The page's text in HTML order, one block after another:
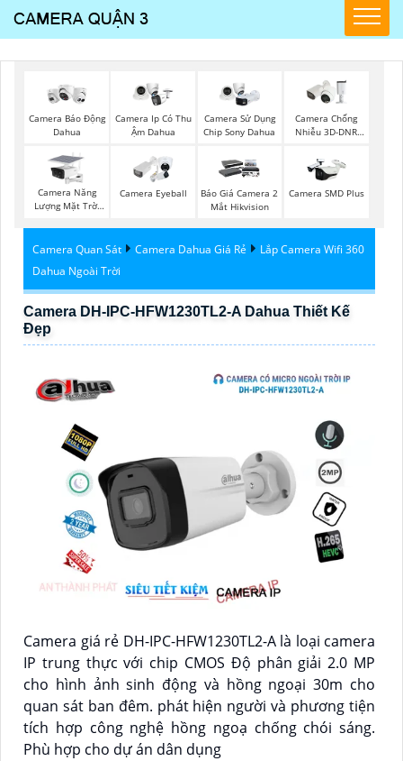
Camera Báo Động
Dahua
Camera Ip Có Thu
Ậm Dahua
Camera Sử Dụng
Chip Sony Dahua
Camera Chống
Nhiễu 3D-DNR
Camera Năng
Lượng Mặt Trời
Camera Eyeball
Báo Giá Camera 2
Mắt Hikvision
Camera SMD Plus
Camera Quan Sát Camera Dahua Giá Rẻ
Lắp Camera Wifi 360
Dahua Ngoài Trời
Camera DH-IPC-HFW1230TL2-A Dahua Thiết Kế
Đẹp
Camera giá rẻ DH-IPC-HFW1230TL2-A là loại camera
IP trung thực với chip CMOS Độ phân giải 2.0 MP
cho hình ảnh sinh động và hồng ngoại 30m cho
quan sát ban đêm. phát hiện người và phương tiện
tích hợp công nghệ hồng ngoạ chống chói sáng.
Phù hợp cho dự án dân dụng